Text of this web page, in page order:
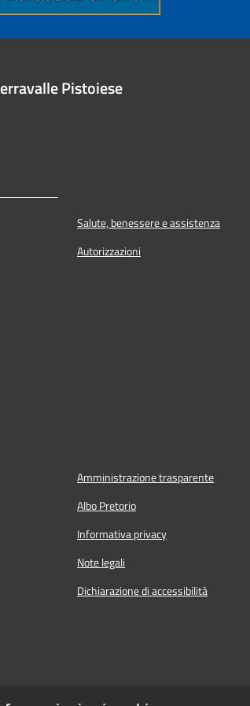
Pistoiese
Salute, benessere e assistenza
Autorizzazioni
Amministrazione trasparente
Albo Pretorio
Informativa privacy
Note legali
Dichiarazione di accessibilità